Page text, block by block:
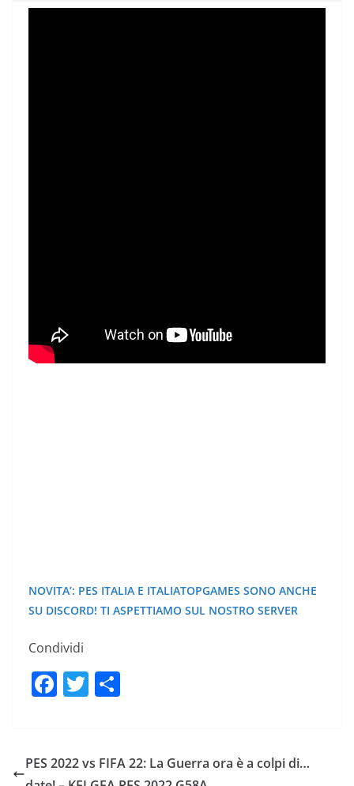
NOVITA’: PES ITALIA E ITALIATOPGAMES SONO ANCHE
SU DISCORD! TI ASPETTIAMO SUL NOSTRO SERVER
Condividi
F
e
T
er di
PES 2022 vs FIFA 22: La Guerra ora è a colpi di…